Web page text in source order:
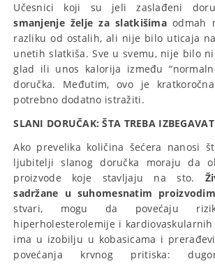
Učesnici koji su jeli zaslađeni
smanjenje želje za slatkišimaodmah
razliku od ostalih, ali nije bilo uticaja
unetih slatkiša. Sve u svemu, nije bilo
glad ili unos kalorija između
doručka. Međutim, ovo je
potrebno dodatno istražiti.
SLANI DORUČAK: ŠTA TREBA
Ako prevelika količina šećera nanosi
ljubitelji slanog doručka moraju da
proizvode koje stavljaju na sto.
sadržane u suhomesnatim
stvari, mogu da povećaju
hiperholesterolemije i
ima u izobilju u kobasicama i
povećanja krvnog pritiska: